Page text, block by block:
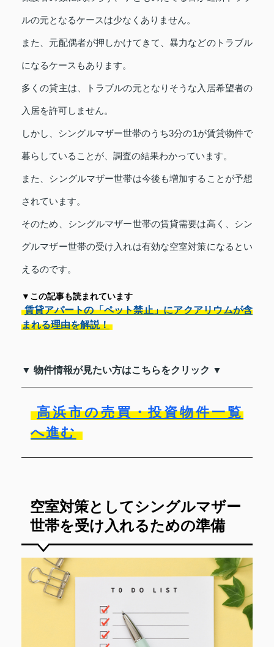
ルの元となるケースは少なくありません。
また、元配偶者が押しかけてきて、暴力などのトラブル
になるケースもあります。
多くの貸主は、トラブルの元となりそうな入居希望者の
入居を許可しません。
しかし、シングルマザー世帯のうち3分の1が賃貸物件で
暮らしていることが、調査の結果わかっています。
また、シングルマザー世帯は今後も増加することが予想
されています。
そのため、シングルマザー世帯の賃貸需要は高く、シン
グルマザー世帯の受け入れは有効な空室対策になるとい
えるのです。
▼この記事も読まれています
賃貸アパートの「ペット禁止」にアクアリウムが含
まれる理由を解説！
▼ 物件情報が見たい方はこちらをクリック ▼
高浜市の売買・投資物件一覧
へ進む
空室対策としてシングルマザー
世帯を受け入れるための準備